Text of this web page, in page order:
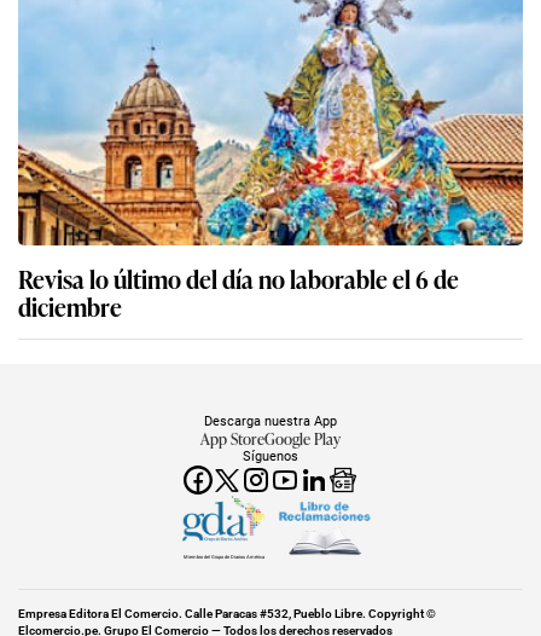
Revisa lo último del día no laborable el 6 de
diciembre
Síguenos
Descarga nuestra App
App StoreGoogle Play
Miembro del Grupo de Diarios América
Empresa Editora El Comercio. Calle Paracas #532, Pueblo Libre. Copyright ©
Elcomercio.pe. Grupo El Comercio — Todos los derechos reservados